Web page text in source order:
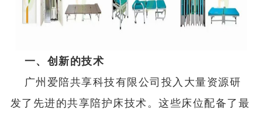
一、创新的技术
广州爱陪共享科技有限公司投入大量资源研
发了先进的共享陪护床技术。这些床位配备了最